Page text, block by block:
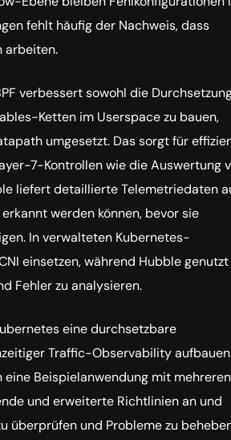
fehlt häufig der Nachweis, dass
arbeiten.
verbessert sowohl die
Ketten im Userspace zu bauen,
umgesetzt. Das sorgt für
7-Kontrollen wie die Auswertung
liefert detaillierte Telemetriedaten
werden können, bevor sie
In verwalteten Kubernetes-
einsetzen, während Hubble
Fehler zu analysieren.
eine durchsetzbare
Traffic-Observability aufbauen
Beispielanwendung mit mehreren
und erweiterte Richtlinien an und
überprüfen und Probleme zu